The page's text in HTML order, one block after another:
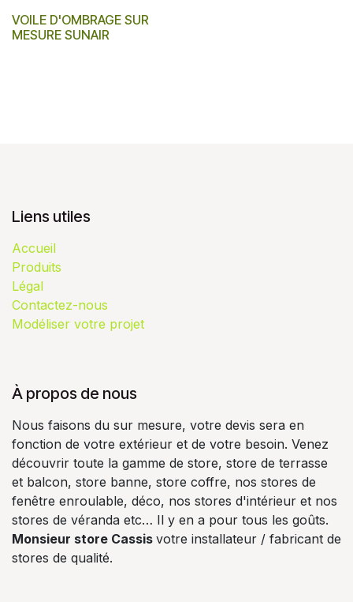
VOILE D'OMBRAGE SUR
MESURE SUNAIR
Liens utiles
Accueil
Produits
Légal
Contactez-nous
Modéliser votre projet
À propos de nous
Nous faisons du sur mesure, votre devis sera en
fonction de votre extérieur et de votre besoin. Venez
découvrir toute la gamme de store, store de terrasse
et balcon, store banne, store coffre, nos stores de
fenêtre enroulable, déco, nos stores d'intérieur et nos
stores de véranda etc… Il y en a pour tous les goûts.
Monsieur store Cassis votre installateur / fabricant de
stores de qualité.